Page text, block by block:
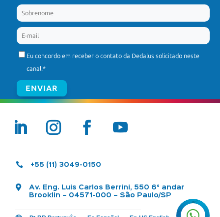
Eu concordo em receber o contato da Dedalus solicitado neste
canal.*
 +55 (11) 3049-0150

Av. Eng. Luis Carlos Berrini, 550 6° andar
Brooklin – 04571-000 – São Paulo/SP